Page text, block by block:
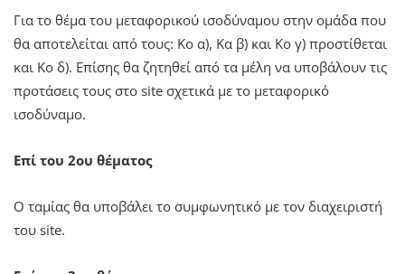
Για το θέμα του μεταφορικού ισοδύναμου στην ομάδα που
θα αποτελείται από τους: Κο α), Κα β) και Κο γ) προστίθεται
και Κο δ). Επίσης θα ζητηθεί από τα μέλη να υποβάλουν τις
προτάσεις τους στο site σχετικά με το μεταφορικό
ισοδύναμο.
Επί του 2ου θέματος
Ο ταμίας θα υποβάλει το συμφωνητικό με τον διαχειριστή
του site.